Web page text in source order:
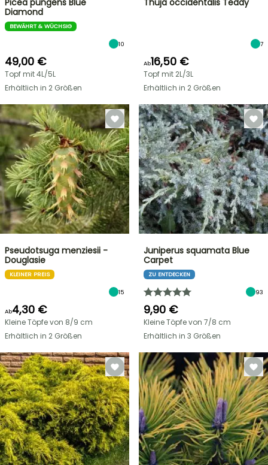
Picea pungens Blue
Diamond
BEWÄHRT & WÜCHSIG
10
49,00 €
Topf mit 4L/5L
Erhältlich in 2 Größen
Thuja occidentalis Teddy
7
Ab16,50 €
Topf mit 2L/3L
Erhältlich in 2 Größen
Pseudotsuga menziesii -
Douglasie
KLEINER PREIS
15
Ab4,30 €
Kleine Töpfe von 8/9 cm
Erhältlich in 2 Größen
Juniperus squamata Blue
Carpet
ZU ENTDECKEN
93
9,90 €
Kleine Töpfe von 7/8 cm
Erhältlich in 3 Größen